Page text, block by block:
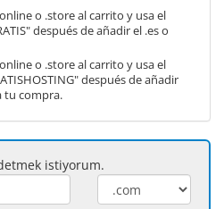
o .store al carrito y usa el
después de añadir el .es o
o .store al carrito y usa el
después de añadir
tu compra.
istiyorum.